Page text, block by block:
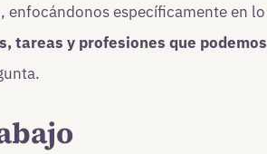
enfocándonos específicamente en lo
tareas y profesiones que podemos